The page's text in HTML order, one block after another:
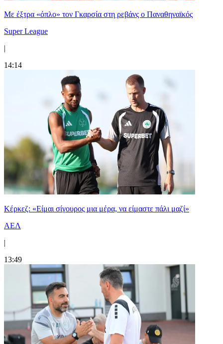
Mε έξτρα «όπλο» τον Γκαρσία στη ρεβάνς ο Παναθηναϊκός
Super League
|
14:14
Κέρκεζ: «Είμαι σίγουρος μια μέρα, να είμαστε πάλι μαζί»
ΑΕΛ
|
13:49